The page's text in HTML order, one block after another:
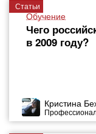
Статьи
Обучение
Чего
в 2009 году?
Кристина